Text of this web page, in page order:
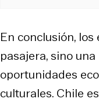
En conclusión,
pasajera, sino
oportunidades
culturales. Chile